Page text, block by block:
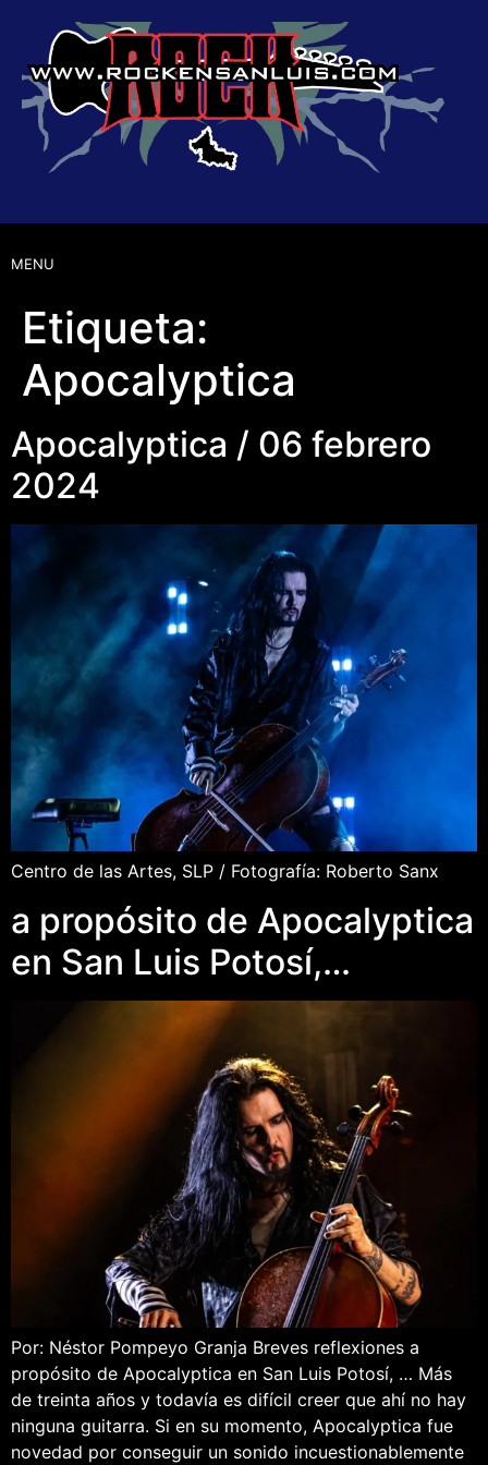
MENU
Etiqueta:
Apocalyptica
Apocalyptica / 06 febrero
2024
Centro de las Artes, SLP / Fotografía: Roberto Sanx
a propósito de Apocalyptica
en San Luis Potosí,…
Por: Néstor Pompeyo Granja Breves reflexiones a
propósito de Apocalyptica en San Luis Potosí, … Más
de treinta años y todavía es difícil creer que ahí no hay
ninguna guitarra. Si en su momento, Apocalyptica fue
novedad por conseguir un sonido incuestionablemente